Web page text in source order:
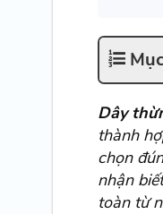
Dây
thành
chọn
nhận
toàn từ